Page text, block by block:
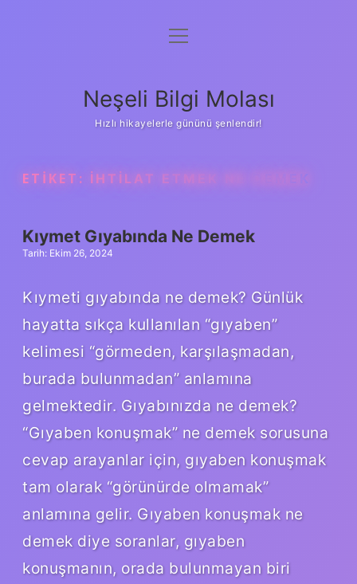
Anasayfa
Yasal Uyarı
menüyü
Neşeli Bilgi Molası
Hızlı hikayelerle gününü şenlendir!
ETIKET: İHTILAT ETMEK NE DEMEK
Kıymet Gıyabında Ne Demek
Tarih: Ekim 26, 2024
Kıymeti gıyabında ne demek? Günlük
hayatta sıkça kullanılan “gıyaben”
kelimesi “görmeden, karşılaşmadan,
burada bulunmadan” anlamına
gelmektedir. Gıyabınızda ne demek?
“Gıyaben konuşmak” ne demek sorusuna
cevap arayanlar için, gıyaben konuşmak
tam olarak “görünürde olmamak”
anlamına gelir. Gıyaben konuşmak ne
demek diye soranlar, gıyaben
konuşmanın, orada bulunmayan biri